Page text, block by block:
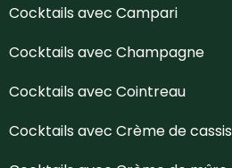
Cocktails avec Campari
Cocktails avec Champagne
Cocktails avec Cointreau
Cocktails avec Crème de cassis